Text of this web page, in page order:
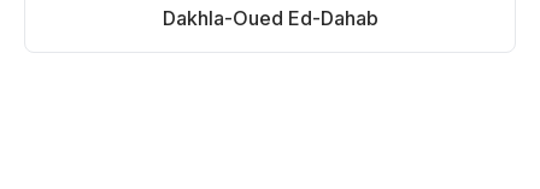
Dakhla-Oued Ed-Dahab